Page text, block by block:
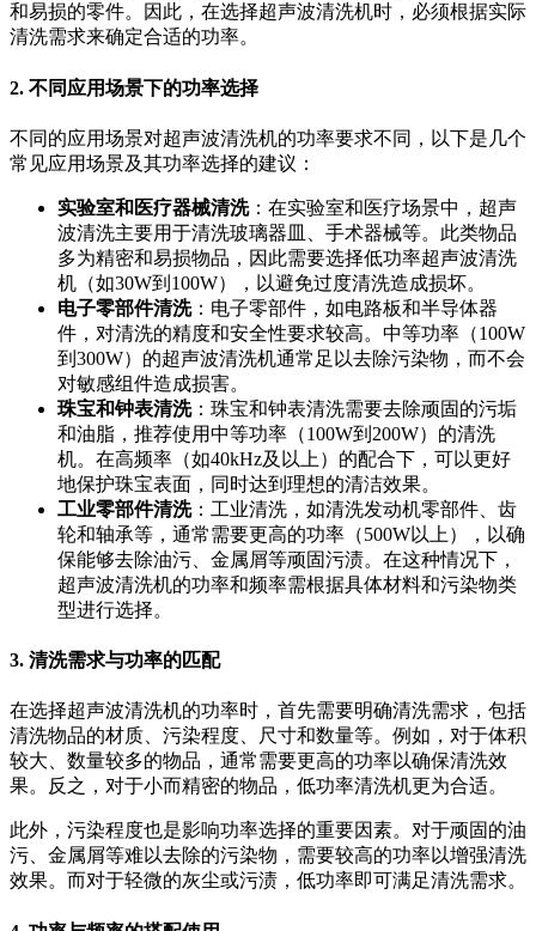
和易损的零件。因此，在选择超声波清洗机时，必须根据实际
清洗需求来确定合适的功率。
2. 不同应用场景下的功率选择
不同的应用场景对超声波清洗机的功率要求不同，以下是几个
常见应用场景及其功率选择的建议：
实验室和医疗器械清洗：在实验室和医疗场景中，超声
波清洗主要用于清洗玻璃器皿、手术器械等。此类物品
多为精密和易损物品，因此需要选择低功率超声波清洗
机（如30W到100W），以避免过度清洗造成损坏。
电子零部件清洗：电子零部件，如电路板和半导体器
件，对清洗的精度和安全性要求较高。中等功率（100W
到300W）的超声波清洗机通常足以去除污染物，而不会
对敏感组件造成损害。
珠宝和钟表清洗：珠宝和钟表清洗需要去除顽固的污垢
和油脂，推荐使用中等功率（100W到200W）的清洗
机。在高频率（如40kHz及以上）的配合下，可以更好
地保护珠宝表面，同时达到理想的清洁效果。
工业零部件清洗：工业清洗，如清洗发动机零部件、齿
轮和轴承等，通常需要更高的功率（500W以上），以确
保能够去除油污、金属屑等顽固污渍。在这种情况下，
超声波清洗机的功率和频率需根据具体材料和污染物类
型进行选择。
3. 清洗需求与功率的匹配
在选择超声波清洗机的功率时，首先需要明确清洗需求，包括
清洗物品的材质、污染程度、尺寸和数量等。例如，对于体积
较大、数量较多的物品，通常需要更高的功率以确保清洗效
果。反之，对于小而精密的物品，低功率清洗机更为合适。
此外，污染程度也是影响功率选择的重要因素。对于顽固的油
污、金属屑等难以去除的污染物，需要较高的功率以增强清洗
效果。而对于轻微的灰尘或污渍，低功率即可满足清洗需求。